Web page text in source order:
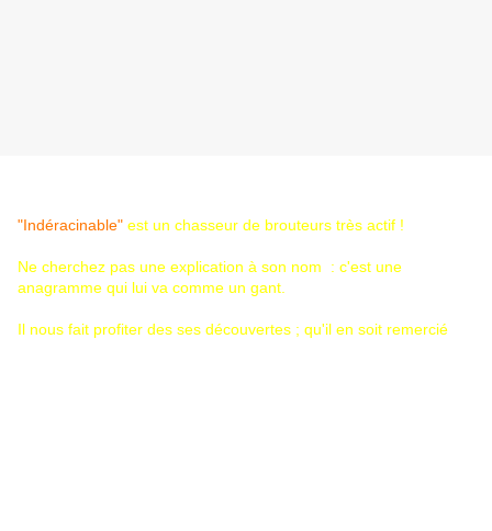
"Indéracinable" est un chasseur de brouteurs très actif !
Ne cherchez pas une explication à son nom : c'est une
anagramme qui lui va comme un gant.
Il nous fait profiter des ses découvertes ; qu'il en soit remercié